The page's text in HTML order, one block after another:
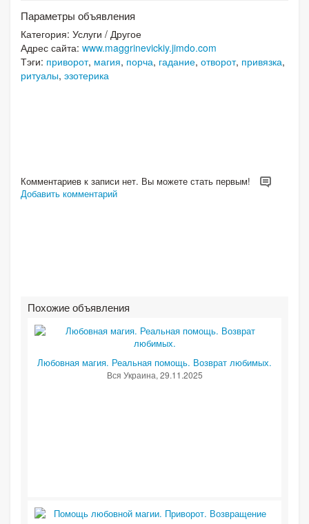
Параметры объявления
Категория: Услуги / Другое
Адрес сайта: www.maggrinevickiy.jimdo.com
Тэги: приворот, магия, порча, гадание, отворот, привязка,
ритуалы, эзотерика
Комментариев к записи нет. Вы можете стать первым!
Добавить комментарий
Похожие объявления
Любовная магия. Реальная помощь. Возврат любимых.
Вся Украина, 29.11.2025